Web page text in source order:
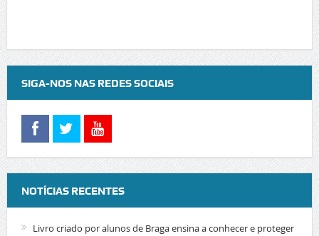
SIGA-NOS NAS REDES SOCIAIS
NOTÍCIAS RECENTES
Livro criado por alunos de Braga ensina a conhecer e proteger